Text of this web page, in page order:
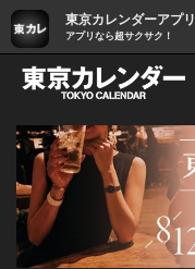
東京カレンダーアプリ
アプリなら超サクサク！